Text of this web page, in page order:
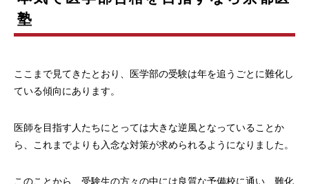
塾
ここまで見てきたとおり、医学部の受験は年を追うごとに難化し
ている傾向にあります。
医師を目指す人たちにとっては大きな逆風となっていることか
ら、これまでよりも入念な対策が求められるようになりました。
このことから、受験生の方々の中には良質な予備校に通い、難化